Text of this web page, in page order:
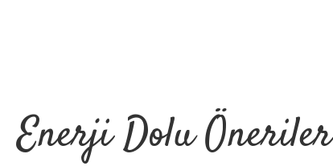
Enerji Dolu Öneriler